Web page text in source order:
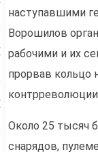
наступавшими
Ворошилов
рабочими и их
прорвав кольцо
Около 25 тысяч
снарядов,